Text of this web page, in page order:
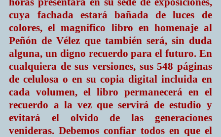
horas presentará en su sede de exposiciones,
cuya fachada estará bañada de luces de
colores, el magnífico libro en homenaje al
Peñón de Vélez que también será, sin duda
alguna, un digno recuerdo para el futuro. En
cualquiera de sus versiones, sus 548 páginas
de celulosa o en su copia digital incluida en
cada volumen, el libro permanecerá en el
recuerdo a la vez que servirá de estudio y
evitará el olvido de las generaciones
venideras. Debemos confiar todos en que el